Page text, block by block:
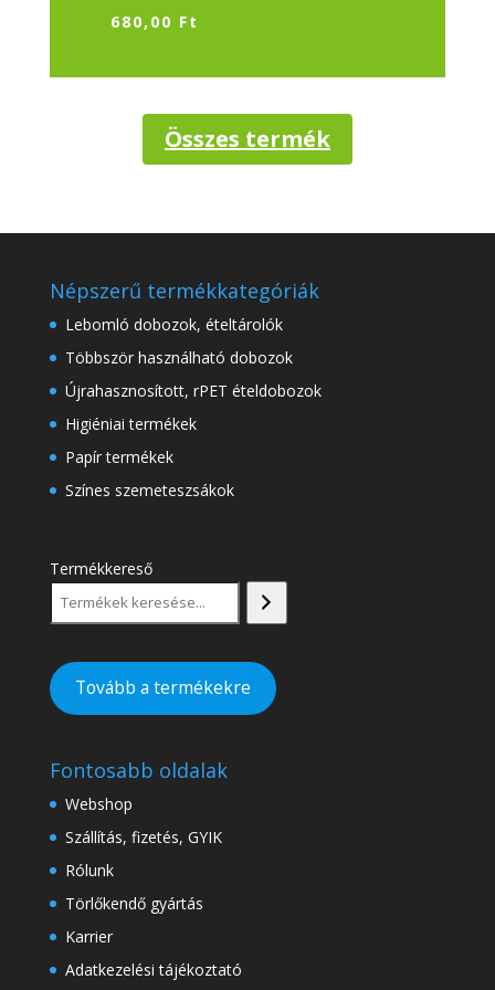
680,00 Ft
Összes termék
Népszerű termékkategóriák
Lebomló dobozok, ételtárolók
Többször használható dobozok
Újrahasznosított, rPET ételdobozok
Higiéniai termékek
Papír termékek
Színes szemeteszsákok
Termékkereső
Tovább a termékekre
Fontosabb oldalak
Webshop
Szállítás, fizetés, GYIK
Rólunk
Törlőkendő gyártás
Karrier
Adatkezelési tájékoztató